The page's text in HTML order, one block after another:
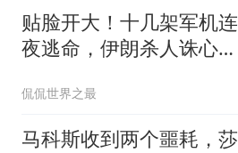
贴脸开大！十几架军机连
夜逃命，伊朗杀人诛心，
侃侃世界之最
马科斯收到两个噩耗，莎